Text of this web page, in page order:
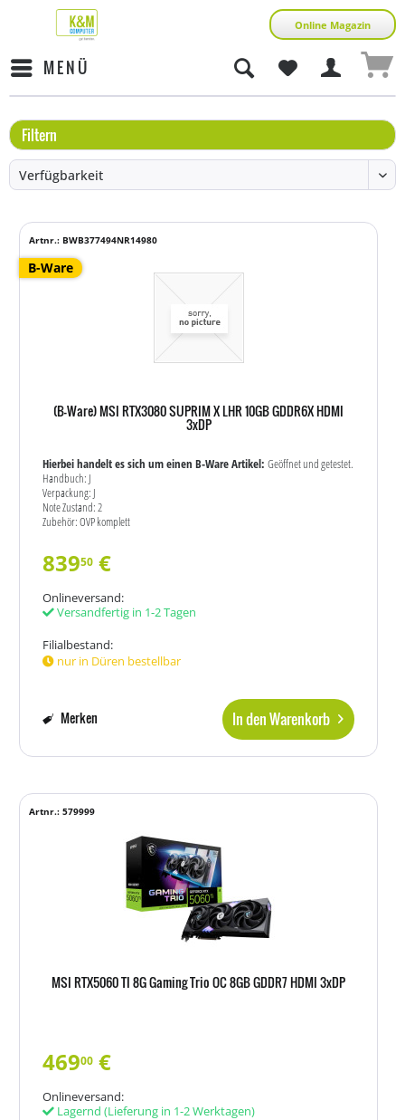
Online Magazin
MENÜ
Filtern
B-Ware
(B-Ware) MSI RTX3080 SUPRIM X LHR 10GB GDDR6X HDMI
3xDP
Hierbei handelt es sich um einen B-Ware Artikel:Geöffnet und getestet.
Handbuch: J
Verpackung: J
Note Zustand: 2
Zubehör: OVP komplett
Artnr.: BWB377494NR14980
83950 €
Onlineversand:
Versandfertig in 1-2 Tagen
Filialbestand:
nur in Düren bestellbar
In den Warenkorb
Merken
MSI RTX5060 TI 8G Gaming Trio OC 8GB GDDR7 HDMI 3xDP
Artnr.: 579999
46900 €
Onlineversand:
Lagernd (Lieferung in 1-2 Werktagen)